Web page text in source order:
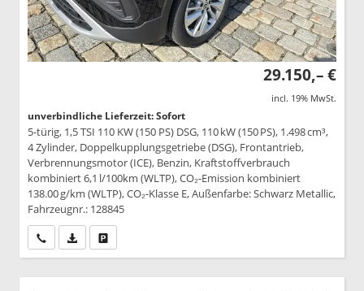
29.150,– €
incl. 19% MwSt.
unverbindliche Lieferzeit: Sofort
5-türig, 1,5 TSI 110 KW (150 PS) DSG, 110 kW (150 PS), 1.498 cm³,
4 Zylinder, Doppelkupplungsgetriebe (DSG), Frontantrieb,
Verbrennungsmotor (ICE), Benzin, Kraftstoffverbrauch
kombiniert 6,1 l/100km (WLTP), CO₂-Emission kombiniert
138.00 g/km (WLTP), CO₂-Klasse E, Außenfarbe: Schwarz Metallic,
Fahrzeugnr.: 128845
Wir rufen Sie anPDF-Datei, Fahrzeugexposé drucken